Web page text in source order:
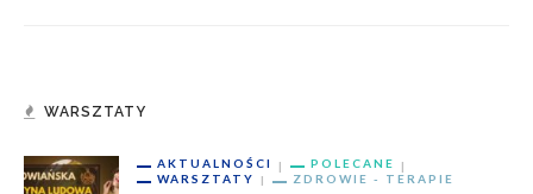
WARSZTATY
AKTUALNOŚCI
POLECANE
WARSZTATY
ZDROWIE - TERAPIE